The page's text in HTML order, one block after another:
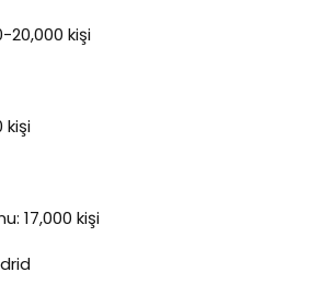
20,000 kişi
kişi
17,000 kişi